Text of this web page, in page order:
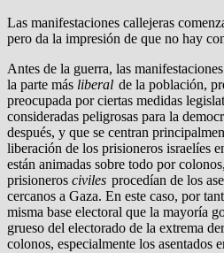
Las manifestaciones callejeras
pero da la impresión de que no hay
Antes de la guerra, las
la parte más liberal de la población,
preocupada por ciertas medidas
consideradas peligrosas para la
después, y que se centran
liberación de los prisioneros israelíes
están animadas sobre todo por
prisioneros civiles procedían de los
cercanos a Gaza. En este caso, por
misma base electoral que la mayoría
grueso del electorado de la extrema
colonos, especialmente los asentados